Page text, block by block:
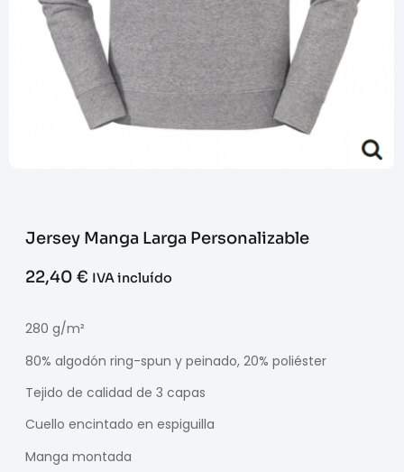
Jersey Manga Larga Personalizable
22,40 € IVA incluído
280 g/m²
80% algodón ring-spun y peinado, 20% poliéster
Tejido de calidad de 3 capas
Cuello encintado en espiguilla
Manga montada